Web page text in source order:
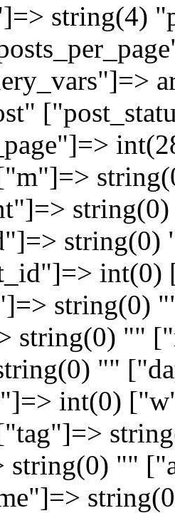
string(4)
string(0)
string(0) ""
""
int(0)
string(0) ""